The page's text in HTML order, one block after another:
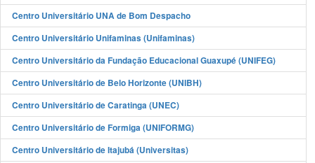
Centro Universitário UNA de Bom Despacho
Centro Universitário Unifaminas (Unifaminas)
Centro Universitário da Fundação Educacional Guaxupé (UNIFEG)
Centro Universitário de Belo Horizonte (UNIBH)
Centro Universitário de Caratinga (UNEC)
Centro Universitário de Formiga (UNIFORMG)
Centro Universitário de Itajubá (Universitas)